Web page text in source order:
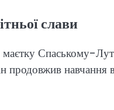
слави
Спаському-
продовжив